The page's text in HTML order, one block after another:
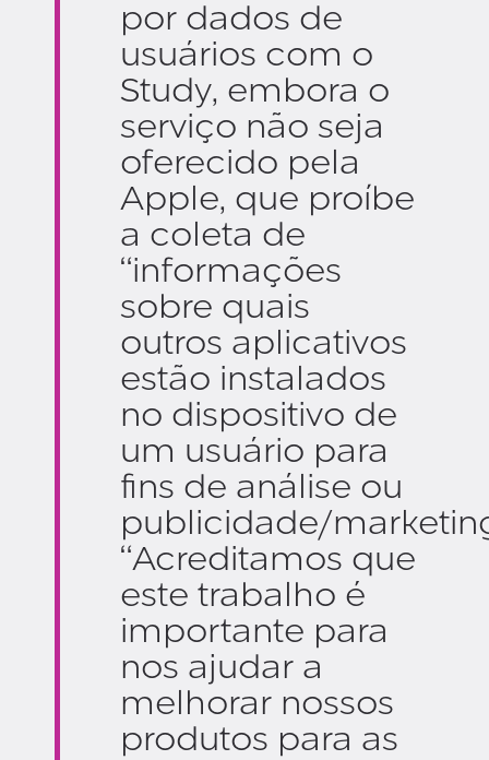
por dados de
usuários com o
Study, embora o
serviço não seja
oferecido pela
Apple, que proíbe
a coleta de
“informações
sobre quais
outros aplicativos
estão instalados
no dispositivo de
um usuário para
fins de análise ou
publicidade/
“Acreditamos que
este trabalho é
importante para
nos ajudar a
melhorar nossos
produtos para as